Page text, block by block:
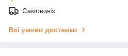
Самовивіз
Всі умови доставки